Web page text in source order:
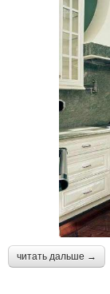
читать дальше →